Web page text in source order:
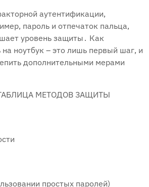
аутентификации‚
пароль и отпечаток пальца‚
уровень защиты․ Как
на ноутбук – это лишь первый шаг‚ и
дополнительными мерами
МЕТОДОВ ЗАЩИТЫ
простых паролей)